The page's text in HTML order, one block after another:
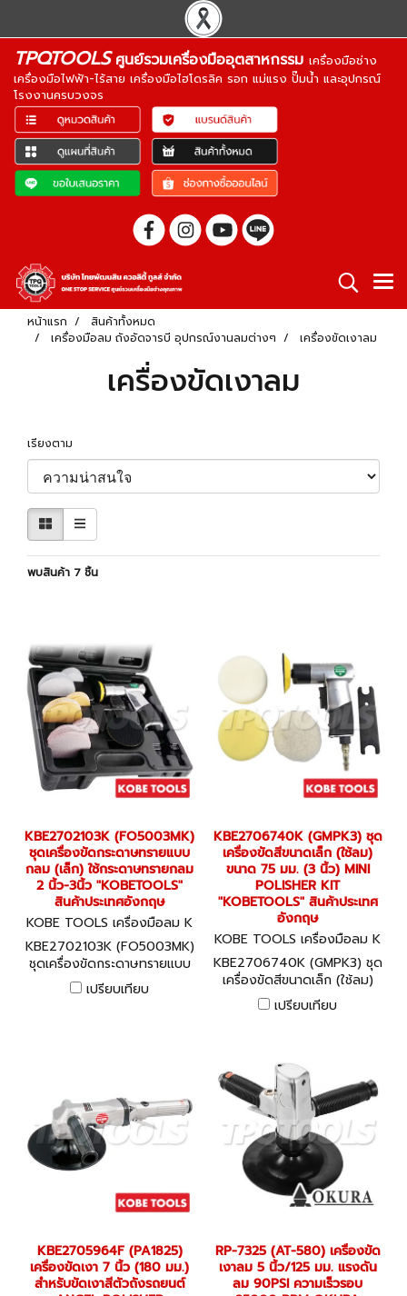
TPQTOOLSศูนย์รวมเครื่องมืออุตสาหกรรม เครื่องมือช่าง
เครื่องมือไฟฟ้า-ไร้สาย เครื่องมือไฮโดรลิค รอก แม่แรง ปั๊มน้ำ และอุปกรณ์
โรงงานครบวงจร
หน้าแรก
สินค้าทั้งหมด
เครื่องมือลม ถังอัดจารบี อุปกรณ์งานลมต่างๆ
เครื่องขัดเงาลม
เครื่องขัดเงาลม
เรียงตาม
พบสินค้า 7 ชิ้น
KBE2702103K (FO5003MK)
ชุดเครื่องขัดกระดาษทรายแบบ
กลม (เล็ก) ใช้กระดาษทรายกลม
2 นิ้ว-3นิ้ว "KOBETOOLS"
สินค้าประเทศอังกฤษ
KOBE TOOLS เครื่องมือลม K
BE2702103K (FO5003MK)
KBE2702103K (FO5003MK)
ชุดเครื่องขัดกระดาษทรายแบบ
กลม (เล็ก) ใช้กระดาษทรายกลม
2 นิ้ว-3นิ้ว "KOBETOOLS"
เปรียบเทียบ
KBE2706740K (GMPK3) ชุด
เครื่องขัดสีขนาดเล็ก (ใช้ลม)
ขนาด 75 มม. (3 นิ้ว) MINI
POLISHER KIT
"KOBETOOLS" สินค้าประเทศ
อังกฤษ
KOBE TOOLS เครื่องมือลม K
BE2706740K (GMPK3)
KBE2706740K (GMPK3) ชุด
เครื่องขัดสีขนาดเล็ก (ใช้ลม)
ขนาด 75 มม. (3 นิ้ว) MINI
POLISHER KIT
เปรียบเทียบ
KBE2705964F (PA1825)
เครื่องขัดเงา 7 นิ้ว (180 มม.)
สำหรับขัดเงาสีตัวถังรถยนต์
RP-7325 (AT-580) เครื่องขัด
เงาลม 5 นิ้ว/125 มม. แรงดัน
ลม 90PSI ความเร็วรอบ